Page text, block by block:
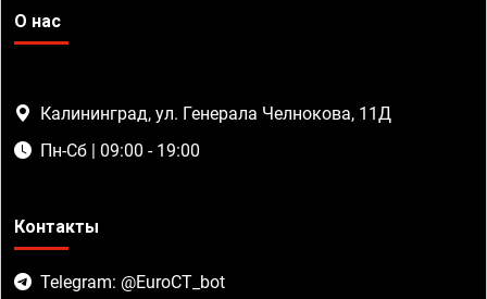
О нас
Калининград, ул. Генерала Челнокова, 11Д
Пн-Сб | 09:00 - 19:00
Контакты
Telegram: @EuroCT_bot